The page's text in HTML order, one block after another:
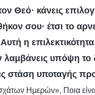
Θεό· κάνεις
σου· έτσι το
η επιλεκτικότητα
λαμβάνεις υπόψη
στάση υποταγής
Ημερών», Ποια